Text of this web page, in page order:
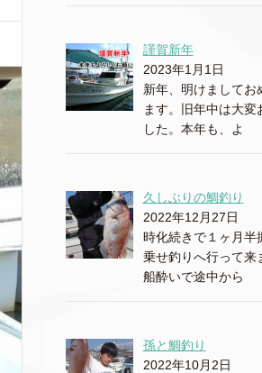
謹賀新年
2023年1月1日
新年、明けましてお
ます。旧年中は大変
した。本年も、よ
久しぶりの鯛釣り
2022年12月27日
時化続きで１ヶ月半
乗せ釣りへ行って来
船酔いで途中から
孫と鯛釣り
2022年10月2日